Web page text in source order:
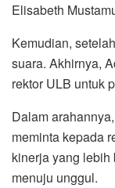
Elisabeth
Kemudian,
suara. Akhirnya,
rektor ULB untuk
Dalam
meminta kepada
kinerja yang
menuju unggul.